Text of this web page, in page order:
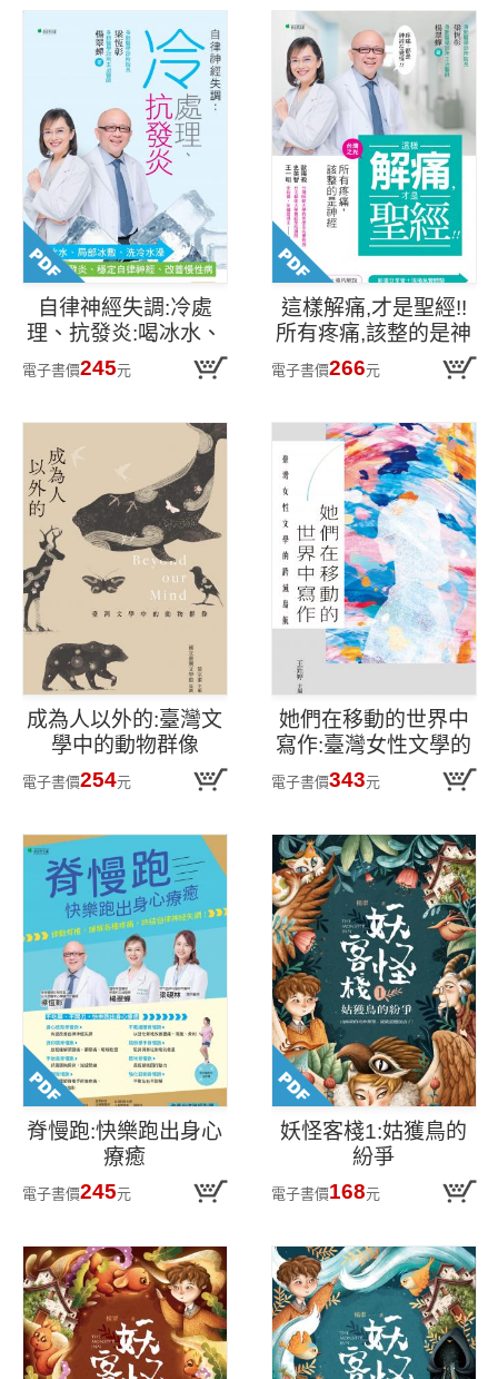
自律神經失調:冷處
理、抗發炎:喝冰水、
局部冰敷、洗冷水澡
→抗發炎、穩定自律
電子書價245元
這樣解痛,才是聖經!!
所有疼痛,該整的是神
經
電子書價266元
成為人以外的:臺灣文
學中的動物群像
電子書價254元
她們在移動的世界中
寫作:臺灣女性文學的
跨域島航
電子書價343元
脊慢跑:快樂跑出身心
療癒
電子書價245元
妖怪客棧1:姑獲鳥的
紛爭
電子書價168元